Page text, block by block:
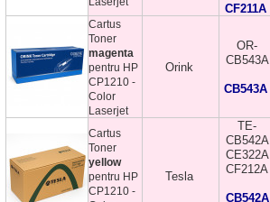
CF211A
Cartus
Toner
magenta
pentru HP
CP1210 -
Color
Laserjet
Orink
OR-
CB543A
CB543A
Cartus
Toner
yellow
pentru HP
CP1210 -
Tesla
TE-
CB542A
CE322A
CF212A
CB542A